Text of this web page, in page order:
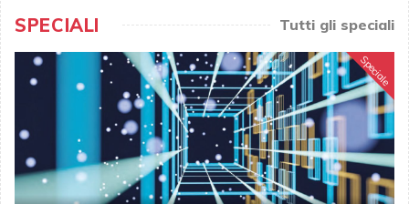
SPECIALI Tutti gli speciali
Speciale